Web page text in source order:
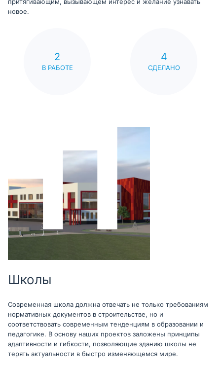
притягивающим, вызывающем интерес и желание узнавать
новое.
2
В РАБОТЕ
4
СДЕЛАНО
Школы
Современная школа должна отвечать не только требованиям
нормативных документов в строительстве, но и
соответствовать современным тенденциям в образовании и
педагогике. В основу наших проектов заложены принципы
адаптивности и гибкости, позволяющие зданию школы не
терять актуальности в быстро изменяющемся мире.